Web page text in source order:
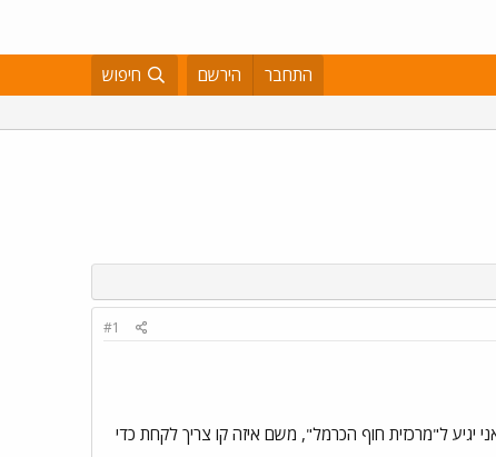
התחבר הירשם חיפוש
#1
מהתחנה מרכזית בתל אביב לתחנת רכבת בת גלים בחיפה. אמרו לי שאני צריך לקחת קו 910 ואז אני יגיע ל"מרכזית חוף הכרמל", משם איזה קו צריך לקחת כדי